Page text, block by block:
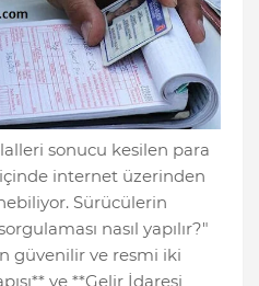
sonucu kesilen para
içinde internet üzerinden
Sürücülerin
nasıl yapılır?"
güvenilir ve resmi iki
ve **Gelir İdaresi